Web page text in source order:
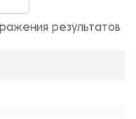
результатов